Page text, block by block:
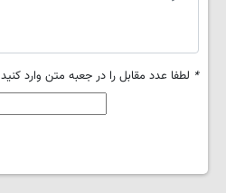
* لطفا عدد مقابل را در جعبه متن وارد کنید